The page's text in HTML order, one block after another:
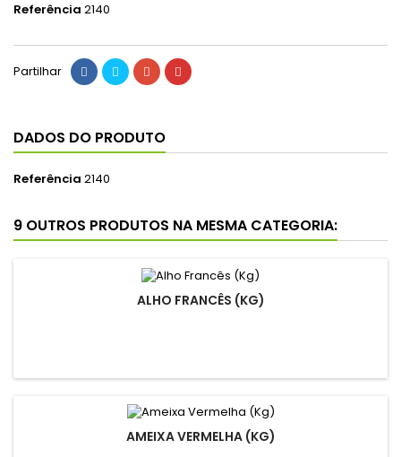
Referência 2140
Partilhar
DADOS DO PRODUTO
Referência 2140
9 OUTROS PRODUTOS NA MESMA CATEGORIA:
ALHO FRANCÊS (KG)
AMEIXA VERMELHA (KG)